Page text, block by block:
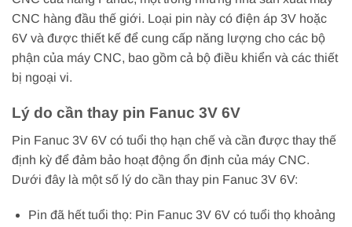
CNC hàng đầu thế giới. Loại pin này có điện áp 3V hoặc
6V và được thiết kế để cung cấp năng lượng cho các bộ
phận của máy CNC, bao gồm cả bộ điều khiển và các thiết
bị ngoại vi.
Lý do cần thay pin Fanuc 3V 6V
Pin Fanuc 3V 6V có tuổi thọ hạn chế và cần được thay thế
định kỳ để đảm bảo hoạt động ổn định của máy CNC.
Dưới đây là một số lý do cần thay pin Fanuc 3V 6V:
Pin đã hết tuổi thọ: Pin Fanuc 3V 6V có tuổi thọ khoảng